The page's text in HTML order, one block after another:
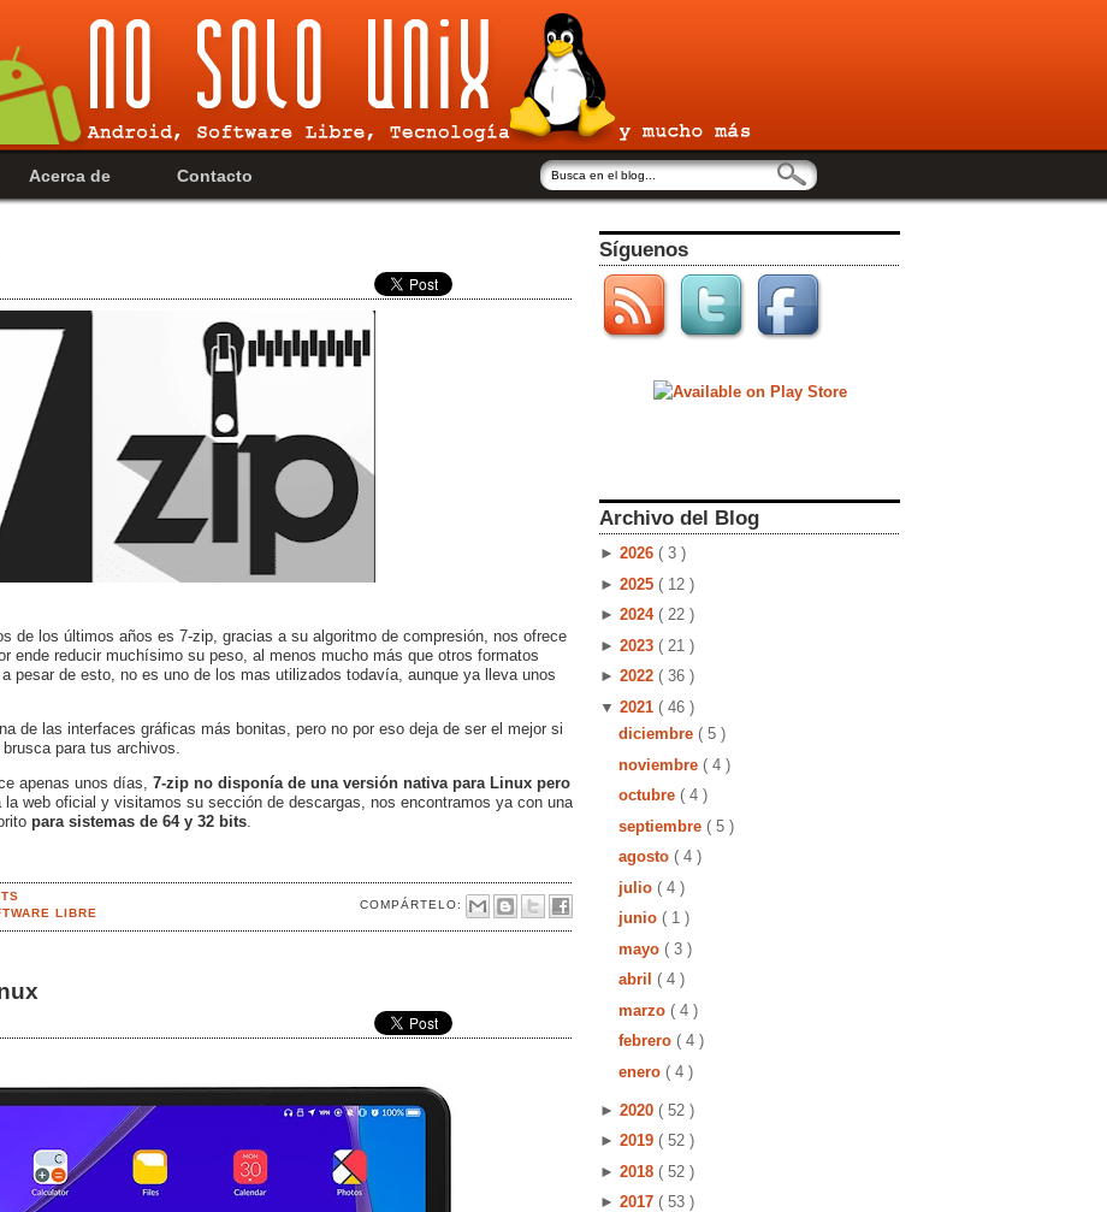
Acerca de Contacto
de los últimos años es 7-zip, gracias a su algoritmo de compresión, nos ofrece
ende reducir muchísimo su peso, al menos mucho más que otros formatos
pesar de esto, no es uno de los mas utilizados todavía, aunque ya lleva unos
de las interfaces gráficas más bonitas, pero no por eso deja de ser el mejor si
para tus archivos.
apenas unos días, 7-zip no disponía de una versión nativa para Linux pero
web oficial y visitamos su sección de descargas, nos encontramos ya con una
para sistemas de 64 y 32 bits
COMPÁRTELO:
LIBRE
Síguenos
Archivo del Blog
► 2026 ( 3 )
► 2025 ( 12 )
► 2024 ( 22 )
► 2023 ( 21 )
► 2022 ( 36 )
▼ 2021 ( 46 )
diciembre ( 5 )
noviembre ( 4 )
octubre ( 4 )
septiembre ( 5 )
agosto ( 4 )
julio ( 4 )
junio ( 1 )
mayo ( 3 )
abril ( 4 )
marzo ( 4 )
febrero ( 4 )
enero ( 4 )
► 2020 ( 52 )
► 2019 ( 52 )
► 2018 ( 52 )
► 2017 ( 53 )